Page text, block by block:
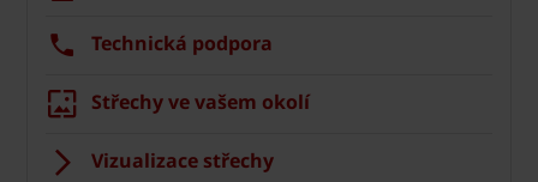
Technická podpora
Střechy ve vašem okolí
Vizualizace střechy